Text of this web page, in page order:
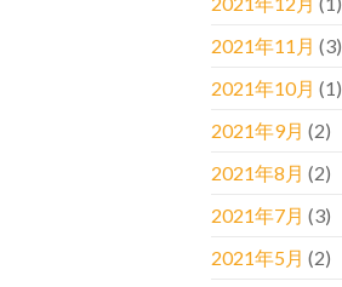
2021年11月 (3)
2021年10月 (1)
2021年9月 (2)
2021年8月 (2)
2021年7月 (3)
2021年5月 (2)